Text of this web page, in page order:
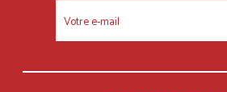
FOOTER
MENU